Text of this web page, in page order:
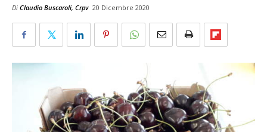
Di Claudio Buscaroli, Crpv 20 Dicembre 2020